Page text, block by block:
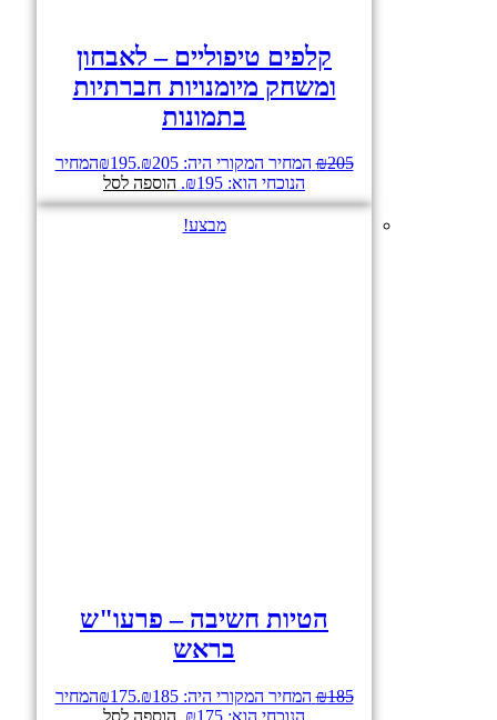
קלפים טיפוליים – לאבחון
ומשחק מיומנויות חברתיות
בתמונות
₪205 המחיר המקורי היה: ₪205. ₪195
המחיר
הנוכחי הוא: ₪195.
הוספה לסל
מבצע!
הטיות חשיבה – פרעו"ש
בראש
₪185 המחיר המקורי היה: ₪185. ₪175
המחיר